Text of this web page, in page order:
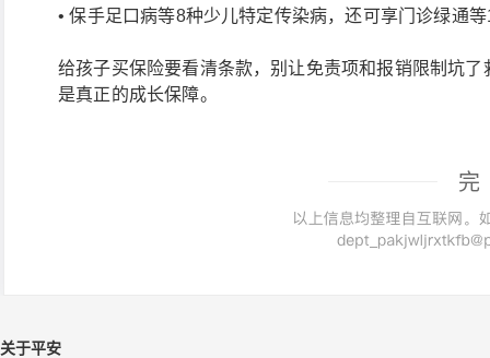
• 保手足口病等8种少儿特定传染病，还可享门诊绿通
给孩子买保险要看清条款，别让免责项和报销限制坑
是真正的成长保障。
完
关于平安